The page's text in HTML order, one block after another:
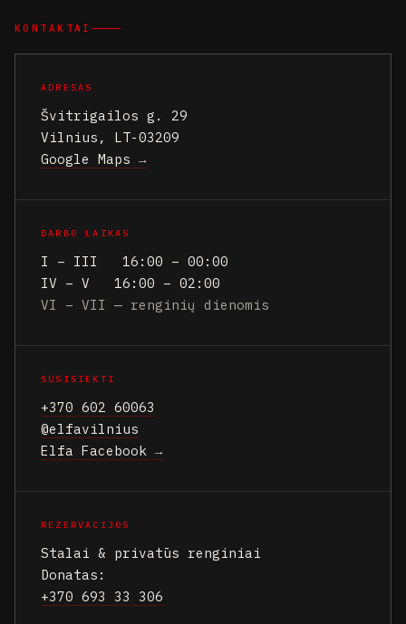
KONTAKTAI
ADRESAS
Švitrigailos g. 29
Vilnius, LT-03209
Google Maps →
DARBO LAIKAS
I – III 16:00 – 00:00
IV – V 16:00 – 02:00
VI – VII — renginių dienomis
SUSISIEKTI
+370 602 60063
@elfavilnius
Elfa Facebook →
REZERVACIJOS
Stalai & privatūs renginiai
Donatas:
+370 693 33 306